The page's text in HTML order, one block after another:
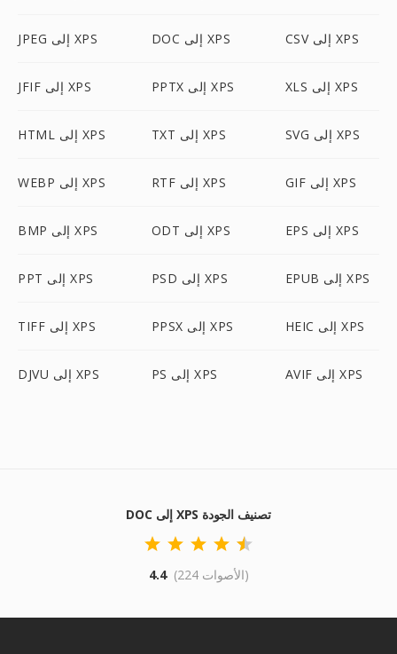
JPEG إلى XPS DOC إلى XPS CSV إلى XPS
JFIF إلى XPS PPTX إلى XPS XLS إلى XPS
HTML إلى XPS TXT إلى XPS SVG إلى XPS
WEBP إلى XPS RTF إلى XPS GIF إلى XPS
BMP إلى XPS ODT إلى XPS EPS إلى XPS
PPT إلى XPS PSD إلى XPS EPUB إلى XPS
TIFF إلى XPS PPSX إلى XPS HEIC إلى XPS
DJVU إلى XPS PS إلى XPS AVIF إلى XPS
DOC إلى XPS تصنيف الجودة
4.4 (224 الأصوات)